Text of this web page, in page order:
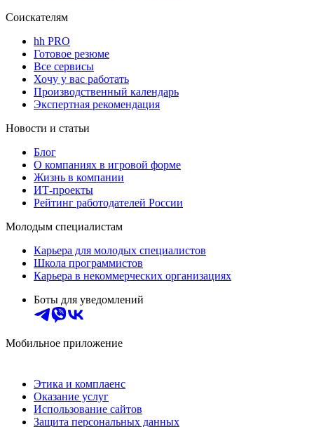
Соискателям
hh PRO
Готовое резюме
Все сервисы
Хочу у вас работать
Производственный календарь
Экспертная рекомендация
Новости и статьи
Блог
О компаниях в игровой форме
Жизнь в компании
ИТ-проекты
Рейтинг работодателей России
Молодым специалистам
Карьера для молодых специалистов
Школа программистов
Карьера в некоммерческих организациях
Боты для уведомлений
Мобильное приложение
Этика и комплаенс
Оказание услуг
Использование сайтов
Защита персональных данных